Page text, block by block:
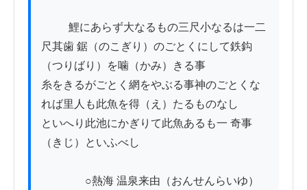
尺其歯 鋸（のこぎり）のごとくにして鉄鈎
（つりばり）を噛（かみ）きる事
糸をきるがごとく網をやぶる事神のごとくな
れば里人も此魚を得（え）たるものなし
といへり此池にかぎりて此魚あるも一 奇事
（きじ）といふべし
○熱海 温泉来由（おんせんらいゆ）